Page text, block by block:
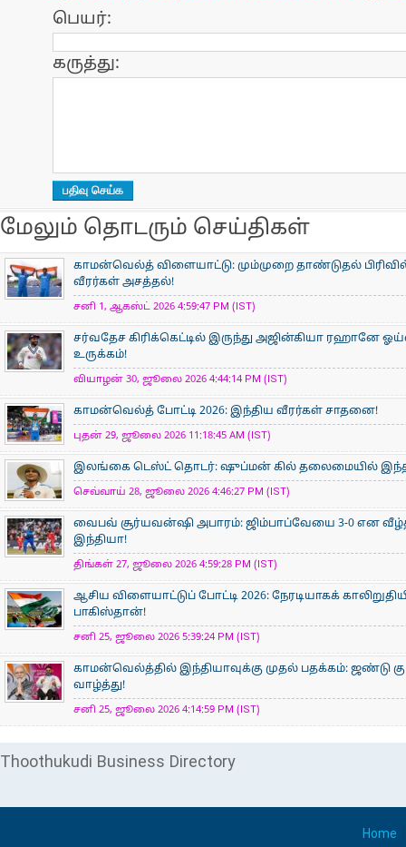
பெயர்:
கருத்து:
மேலும் தொடரும் செய்திகள்
காமன்வெல்த் விளையாட்டு: மும்முறை தாண்டுதல்
வீரர்கள் அசத்தல்!
சனி 1, ஆகஸ்ட் 2026 4:59:47 PM (IST)
சர்வதேச கிரிக்கெட்டில் இருந்து அஜின்கியா ரஹானே
உருக்கம்!
வியாழன் 30, ஜூலை 2026 4:44:14 PM (IST)
காமன்வெல்த் போட்டி 2026: இந்திய வீரர்கள் சாதனை!
புதன் 29, ஜூலை 2026 11:18:45 AM (IST)
இலங்கை டெஸ்ட் தொடர்: ஷுப்மன் கில் தலைமையில் இந்திய
செவ்வாய் 28, ஜூலை 2026 4:46:27 PM (IST)
வைபவ் சூர்யவன்ஷி அபாரம்: ஜிம்பாப்வேயை 3-0 என
இந்தியா!
திங்கள் 27, ஜூலை 2026 4:59:28 PM (IST)
ஆசிய விளையாட்டுப் போட்டி 2026: நேரடியாகக்
பாகிஸ்தான்!
சனி 25, ஜூலை 2026 5:39:24 PM (IST)
காமன்வெல்த்தில் இந்தியாவுக்கு முதல் பதக்கம்: ஜண்டு
வாழ்த்து!
சனி 25, ஜூலை 2026 4:14:59 PM (IST)
Thoothukudi Business Directory
Home